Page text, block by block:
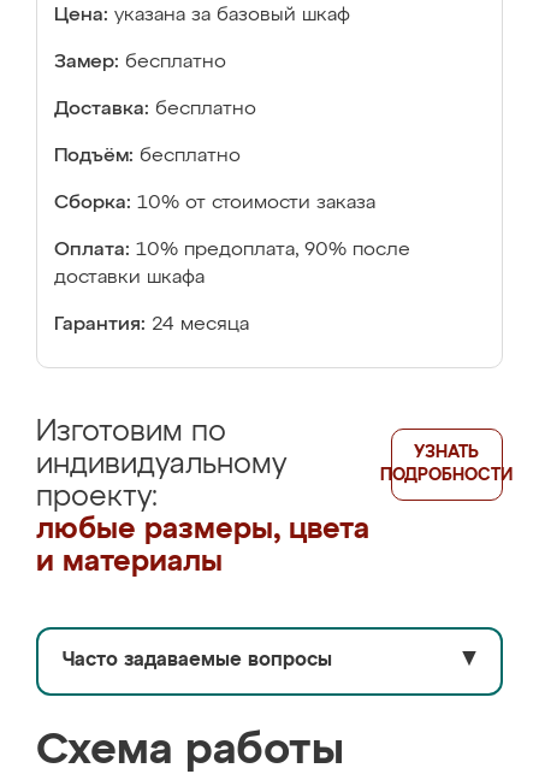
Цена: указана за базовый шкаф
Замер: бесплатно
Доставка: бесплатно
Подъём: бесплатно
Сборка: 10% от стоимости заказа
Оплата: 10% предоплата, 90% после
доставки шкафа
Гарантия: 24 месяца
Изготовим по
индивидуальному
проекту:
любые размеры, цвета
и материалы
УЗНАТЬ
ПОДРОБНОСТИ
Часто задаваемые вопросы ▼
Схема работы